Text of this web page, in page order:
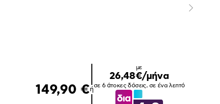
Επόμενο
149,90 €ή
με
26,48€/μήνα
σε 6 άτοκες δόσεις, σε ένα λεπτό